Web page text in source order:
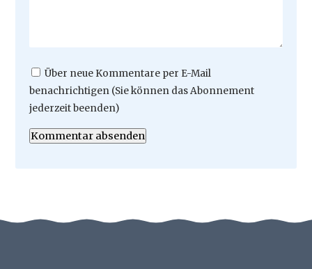
Über neue Kommentare per E-Mail
benachrichtigen (Sie können das Abonnement
jederzeit beenden)
Kommentar absenden